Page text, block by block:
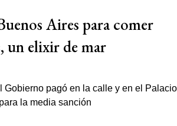
Aires para comer
un elixir de mar